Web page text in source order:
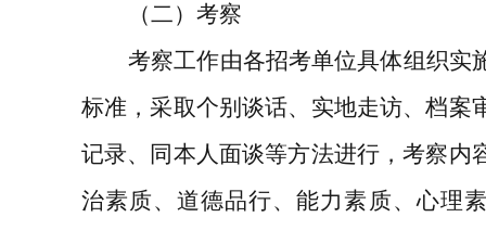
（二）考察
考察工作由各招考单位具体组织实
标准，采取个别谈话、实地走访、档案
记录、同本人面谈等方法进行，考察内
治素质、道德品行、能力素质、心理